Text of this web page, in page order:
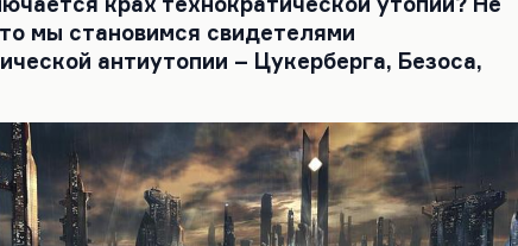
мы становимся свидетелями
антиутопии – Цукерберга, Безоса,